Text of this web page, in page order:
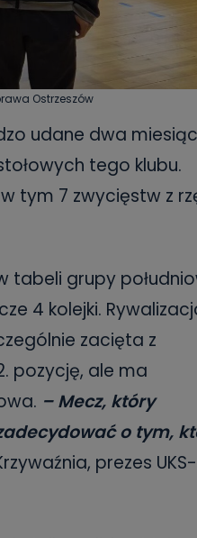
Ostrzeszów
udane dwa
tego klubu.
tym 7 zwycięstw z
tabeli grupy
4 kolejki.
zacięta z
pozycję, ale ma
– Mecz, który
o tym,
prezes